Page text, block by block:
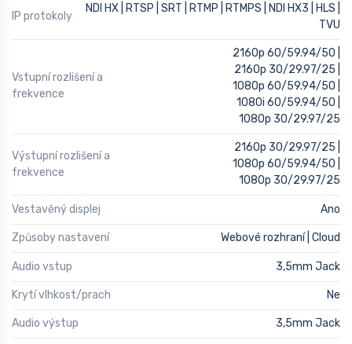
IP protokoly
NDI HX | RTSP | SRT | RTMP | RTMPS | NDI HX3 | HLS |
TVU
Vstupní rozlišení a
frekvence
2160p 60/59.94/50 |
2160p 30/29.97/25 |
1080p 60/59.94/50 |
1080i 60/59.94/50 |
1080p 30/29.97/25
Výstupní rozlišení a
frekvence
2160p 30/29.97/25 |
1080p 60/59.94/50 |
1080p 30/29.97/25
Vestavěný displej Ano
Způsoby nastavení Webové rozhraní | Cloud
Audio vstup 3,5mm Jack
Krytí vlhkost/prach Ne
Audio výstup 3,5mm Jack